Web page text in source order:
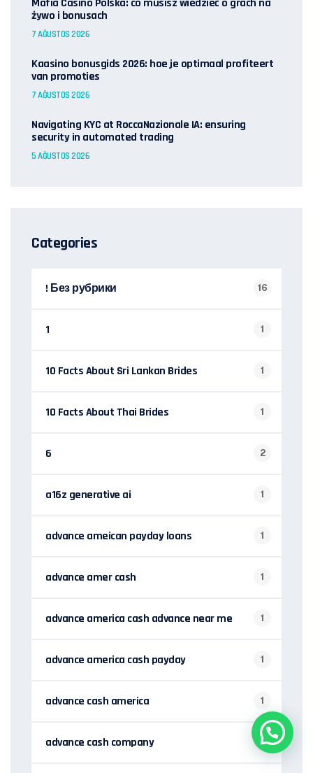
Mafia Casino Polska: co musisz wiedzieć o grach na
żywo i bonusach
7 AĞUSTOS 2026
Kaasino bonusgids 2026: hoe je optimaal profiteert
van promoties
7 AĞUSTOS 2026
Navigating KYC at RoccaNazionale IA: ensuring
security in automated trading
5 AĞUSTOS 2026
Categories
! Без рубрики 16
1 1
10 Facts About Sri Lankan Brides 1
10 Facts About Thai Brides 1
6 2
a16z generative ai 1
advance ameican payday loans 1
advance amer cash 1
advance america cash advance near me 1
advance america cash payday 1
advance cash america 1
advance cash company 1